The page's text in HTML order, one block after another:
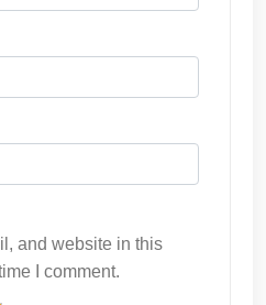
and website in this
I comment.